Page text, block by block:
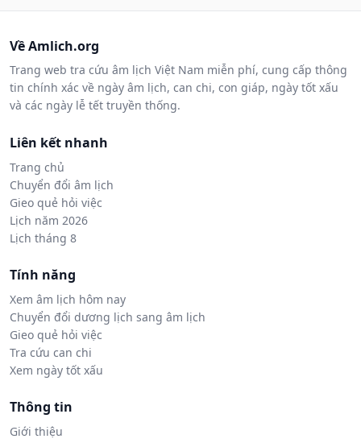
Về Amlich.org
Trang web tra cứu âm lịch Việt Nam miễn phí, cung cấp thông
tin chính xác về ngày âm lịch, can chi, con giáp, ngày tốt xấu
và các ngày lễ tết truyền thống.
Liên kết nhanh
Trang chủ
Chuyển đổi âm lịch
Gieo quẻ hỏi việc
Lịch năm 2026
Lịch tháng 8
Tính năng
Xem âm lịch hôm nay
Chuyển đổi dương lịch sang âm lịch
Gieo quẻ hỏi việc
Tra cứu can chi
Xem ngày tốt xấu
Thông tin
Giới thiệu